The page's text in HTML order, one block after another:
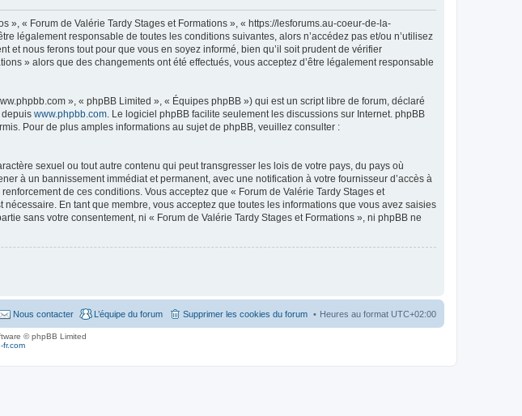
», « Forum de Valérie Tardy Stages et Formations », « https://lesforums.au-coeur-de-la-
légalement responsable de toutes les conditions suivantes, alors n’accédez pas et/ou n’utilisez
et nous ferons tout pour que vous en soyez informé, bien qu’il soit prudent de vérifier
» alors que des changements ont été effectués, vous acceptez d’être légalement responsable
», « phpBB Limited », « Équipes phpBB ») qui est un script libre de forum, déclaré
depuis www.phpbb.com. Le logiciel phpBB facilite seulement les discussions sur Internet. phpBB
Pour de plus amples informations au sujet de phpBB, veuillez consulter :
sexuel ou tout autre contenu qui peut transgresser les lois de votre pays, du pays où
à un bannissement immédiat et permanent, avec une notification à votre fournisseur d’accès à
de ces conditions. Vous acceptez que « Forum de Valérie Tardy Stages et
En tant que membre, vous acceptez que toutes les informations que vous avez saisies
sans votre consentement, ni « Forum de Valérie Tardy Stages et Formations », ni phpBB ne
Heures au format UTC+02:00
Supprimer les cookies du forum
L’équipe du forum
Nous contacter
© phpBB Limited
fr.com